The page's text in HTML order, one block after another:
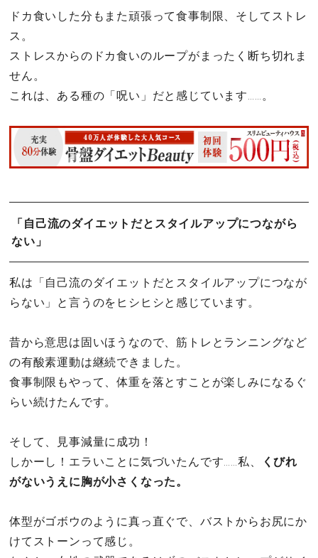
ドカ食いした分もまた頑張って食事制限、そしてストレ
ス。
ストレスからのドカ食いのループがまったく断ち切れま
せん。
これは、ある種の「呪い」だと感じています……。
「自己流のダイエットだとスタイルアップにつながら
ない」
私は「自己流のダイエットだとスタイルアップにつなが
らない」と言うのをヒシヒシと感じています。
昔から意思は固いほうなので、筋トレとランニングなど
の有酸素運動は継続できました。
食事制限もやって、体重を落とすことが楽しみになるぐ
らい続けたんです。
そして、見事減量に成功！
しかーし！エラいことに気づいたんです……私、
くびれ
がないうえに胸が小さくなった。
体型がゴボウのように真っ直ぐで、バストからお尻にか
けてストーンって感じ。